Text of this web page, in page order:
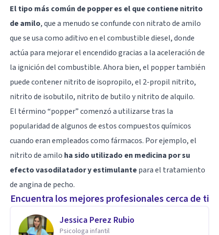
El tipo más común de popper es el que contiene nitrito
de amilo, que a menudo se confunde con nitrato de amilo
que se usa como aditivo en el combustible diesel, donde
actúa para mejorar el encendido gracias a la aceleración de
la ignición del combustible. Ahora bien, el popper también
puede contener nitrito de isopropilo, el 2-propil nitrito,
nitrito de isobutilo, nitrito de butilo y nitrito de alquilo.
El término “popper” comenzó a utilizarse tras la
popularidad de algunos de estos compuestos químicos
cuando eran empleados como fármacos. Por ejemplo, el
nitrito de amilo ha sido utilizado en medicina por su
efecto vasodilatador y estimulantepara el tratamiento
de angina de pecho.
Encuentra los mejores profesionales cerca de ti
Jessica Perez Rubio
Psicologa infantil